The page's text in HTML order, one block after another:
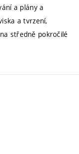
a plány a
a tvrzení,
středně pokročilé